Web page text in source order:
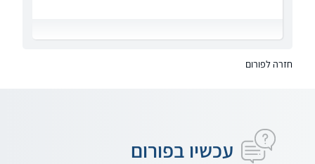
חזרה לפורום
עכשיו בפורום